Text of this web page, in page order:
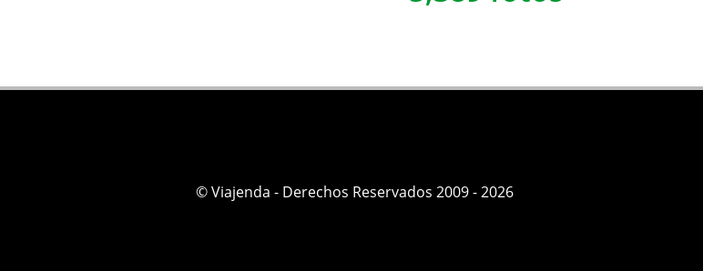
© Viajenda - Derechos Reservados 2009 - 2026